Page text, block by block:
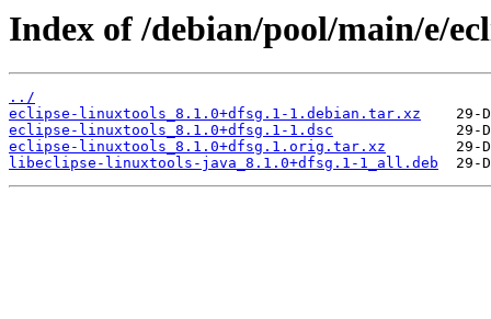
Index of /debian/pool/main/e/
../
eclipse-linuxtools_8.1.0+dfsg.1-1.debian.tar.xz
eclipse-linuxtools_8.1.0+dfsg.1-1.dsc
eclipse-linuxtools_8.1.0+dfsg.1.orig.tar.xz
libeclipse-linuxtools-java_8.1.0+dfsg.1-1_all.deb